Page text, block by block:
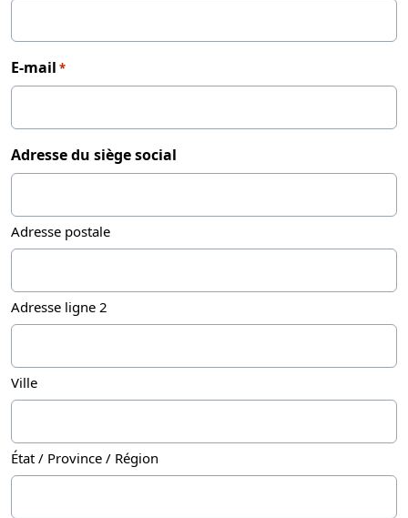
E-mail *
Adresse du siège social
Adresse postale
Adresse ligne 2
Ville
État / Province / Région